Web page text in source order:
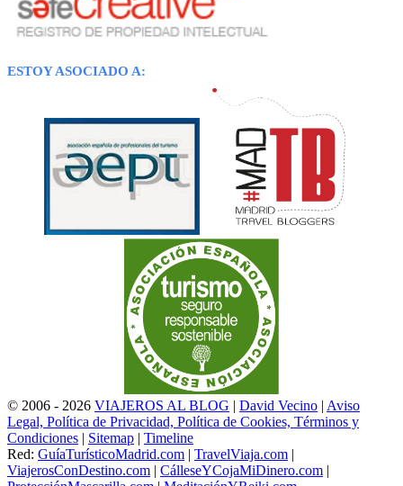
ESTOY ASOCIADO A:
© 2006 - 2026 VIAJEROS AL BLOG | David Vecino | Aviso
Legal, Política de Privacidad, Política de Cookies, Términos y
Condiciones | Sitemap | Timeline
Red: GuíaTurísticoMadrid.com | TravelViaja.com |
ViajerosConDestino.com | CálleseYCojaMiDinero.com |